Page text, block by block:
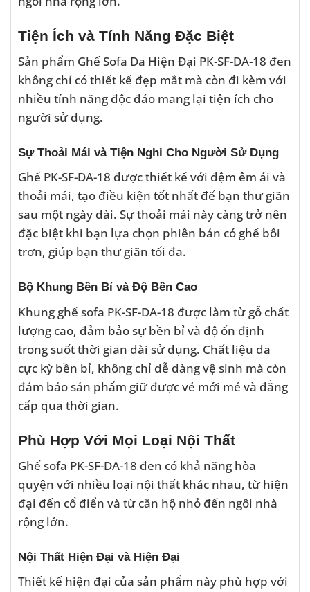
Tiện Ích và Tính Năng Đặc Biệt
Sản phẩm Ghế Sofa Da Hiện Đại PK-SF-DA-18 đen
không chỉ có thiết kế đẹp mắt mà còn đi kèm với
nhiều tính năng độc đáo mang lại tiện ích cho
người sử dụng.
Sự Thoải Mái và Tiện Nghi Cho Người Sử Dụng
Ghế PK-SF-DA-18 được thiết kế với đệm êm ái và
thoải mái, tạo điều kiện tốt nhất để bạn thư giãn
sau một ngày dài. Sự thoải mái này càng trở nên
đặc biệt khi bạn lựa chọn phiên bản có ghế bôi
trơn, giúp bạn thư giãn tối đa.
Bộ Khung Bền Bỉ và Độ Bền Cao
Khung ghế sofa PK-SF-DA-18 được làm từ gỗ chất
lượng cao, đảm bảo sự bền bỉ và độ ổn định
trong suốt thời gian dài sử dụng. Chất liệu da
cực kỳ bền bỉ, không chỉ dễ dàng vệ sinh mà còn
đảm bảo sản phẩm giữ được vẻ mới mẻ và đẳng
cấp qua thời gian.
Phù Hợp Với Mọi Loại Nội Thất
Ghế sofa PK-SF-DA-18 đen có khả năng hòa
quyện với nhiều loại nội thất khác nhau, từ hiện
đại đến cổ điển và từ căn hộ nhỏ đến ngôi nhà
rộng lớn.
Nội Thất Hiện Đại và Hiện Đại
Thiết kế hiện đại của sản phẩm này phù hợp với